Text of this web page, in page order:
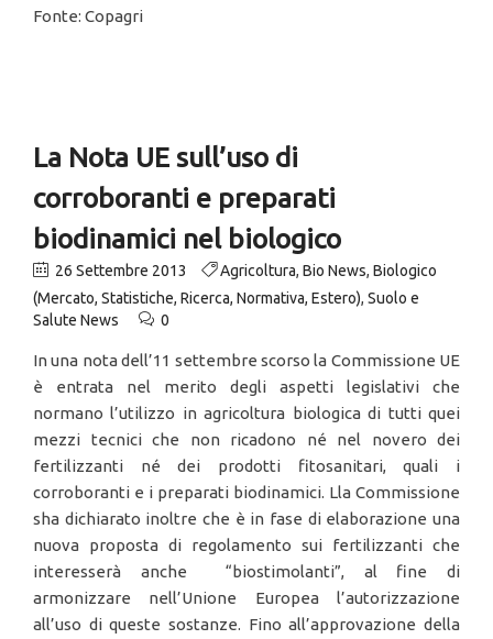
Fonte: Copagri
La Nota UE sull’uso di
corroboranti e preparati
biodinamici nel biologico
26 Settembre 2013 Agricoltura, Bio News, Biologico
(Mercato, Statistiche, Ricerca, Normativa, Estero), Suolo e
Salute News
0
In una nota dell’11 settembre scorso la Commissione UE
è entrata nel merito degli aspetti legislativi che
normano l’utilizzo in agricoltura biologica di tutti quei
mezzi tecnici che non ricadono né nel novero dei
fertilizzanti né dei prodotti fitosanitari, quali i
corroboranti e i preparati biodinamici. Lla Commissione
sha dichiarato inoltre che è in fase di elaborazione una
nuova proposta di regolamento sui fertilizzanti che
interesserà anche “biostimolanti”, al fine di
armonizzare nell’Unione Europea l’autorizzazione
all’uso di queste sostanze. Fino all’approvazione della